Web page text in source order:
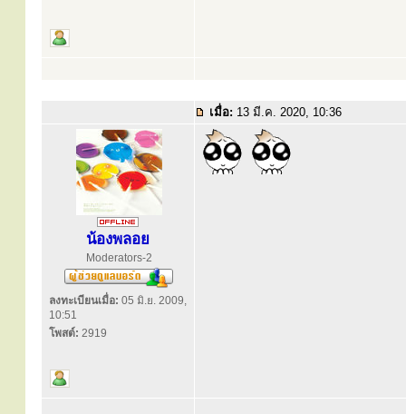
เมื่อ: 13 มี.ค. 2020, 10:36
น้องพลอย
Moderators-2
ลงทะเบียนเมื่อ: 05 มิ.ย. 2009,
10:51
โพสต์: 2919